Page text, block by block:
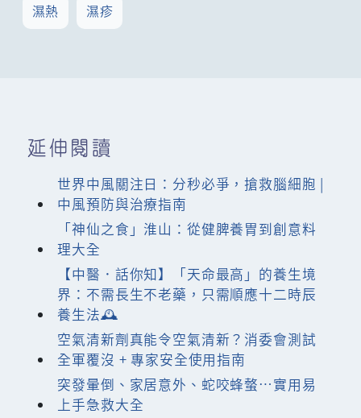
濕熱 濕疹
延伸閱讀
世界中風關注日：分秒必爭，搶救腦細胞 |
中風預防與治療指南
「神仙之食」淮山：從健脾養胃到創意料
理大全
【中醫．話你知】「天命最高」的養生境
界：不需長生不老藥，只需順應十二時辰
養生法🕰️
空氣清新劑真能令空氣清新？消委會測試
全軍覆沒 + 專家安全使用指南
突發暈倒、家居意外、蛇咬蜂螫…實用易
上手急救大全